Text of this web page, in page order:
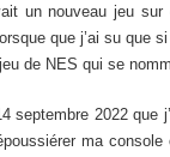
un nouveau jeu
que j’ai su que
de NES qui se
septembre 2022
ma